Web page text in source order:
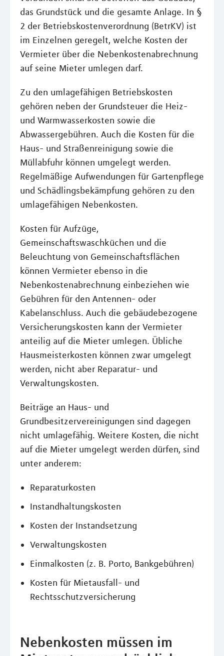
das Grundstück und die gesamte Anlage. In §
2 der Betriebskostenverordnung (BetrKV) ist
im Einzelnen geregelt, welche Kosten der
Vermieter über die Nebenkostenabrechnung
auf seine Mieter umlegen darf.
Zu den umlagefähigen Betriebskosten
gehören neben der Grundsteuer die Heiz-
und Warmwasserkosten sowie die
Abwassergebühren. Auch die Kosten für die
Haus- und Straßenreinigung sowie die
Müllabfuhr können umgelegt werden.
Regelmäßige Aufwendungen für Gartenpflege
und Schädlingsbekämpfung gehören zu den
umlagefähigen Nebenkosten.
Kosten für Aufzüge,
Gemeinschaftswaschküchen und die
Beleuchtung von Gemeinschaftsflächen
können Vermieter ebenso in die
Nebenkostenabrechnung einbeziehen wie
Gebühren für den Antennen- oder
Kabelanschluss. Auch die gebäudebezogene
Versicherungskosten kann der Vermieter
anteilig auf die Mieter umlegen. Übliche
Hausmeisterkosten können zwar umgelegt
werden, nicht aber Reparatur- und
Verwaltungskosten.
Beiträge an Haus- und
Grundbesitzervereinigungen sind dagegen
nicht umlagefähig. Weitere Kosten, die nicht
auf die Mieter umgelegt werden dürfen, sind
unter anderem:
Reparaturkosten
Instandhaltungskosten
Kosten der Instandsetzung
Verwaltungskosten
Einmalkosten (z. B. Porto, Bankgebühren)
Kosten für Mietausfall- und
Rechtsschutzversicherung
Nebenkosten müssen im